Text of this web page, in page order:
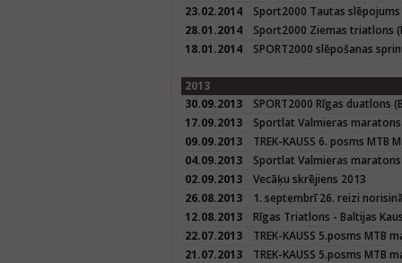
23.02.2014
Sport2000 Tautas
28.01.2014
Sport2000 Ziemas triatlons
18.01.2014
SPORT2000 slēpošanas
2013
30.09.2013
SPORT2000 Rīgas duatlons
17.09.2013
Sportlat Valmieras
09.09.2013
TREK-KAUSS 6. posms MTB
04.09.2013
Sportlat Valmieras
02.09.2013
Vecāķu skrējiens 2013
26.08.2013
1. septembrī 26. reizi
12.08.2013
Rīgas Triatlons - Baltijas
22.07.2013
TREK-KAUSS 5.posms MTB
21.07.2013
TREK-KAUSS 5.posms MTB